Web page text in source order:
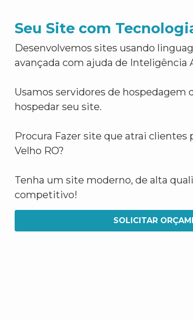
Seu Site com
Desenvolvemos sites usando
avançada com ajuda de Inteligência
Usamos servidores de hospedagem
hospedar seu site.
Procura Fazer site que atrai clientes
Velho RO?
Tenha um site moderno, de alta
competitivo!
SOLICITAR